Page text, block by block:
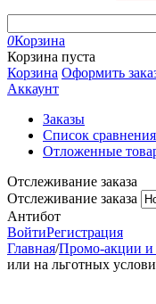
0Корзина
Корзина пуста
Корзина Оформить
Аккаунт
Заказы
Список сравнения
Отложенные
Отслеживание заказа
Отслеживание заказа
Антибот
ВойтиРегистрация
Главная/Промо-акции и
или на льготных